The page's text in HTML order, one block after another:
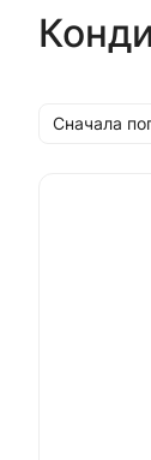
Сначала